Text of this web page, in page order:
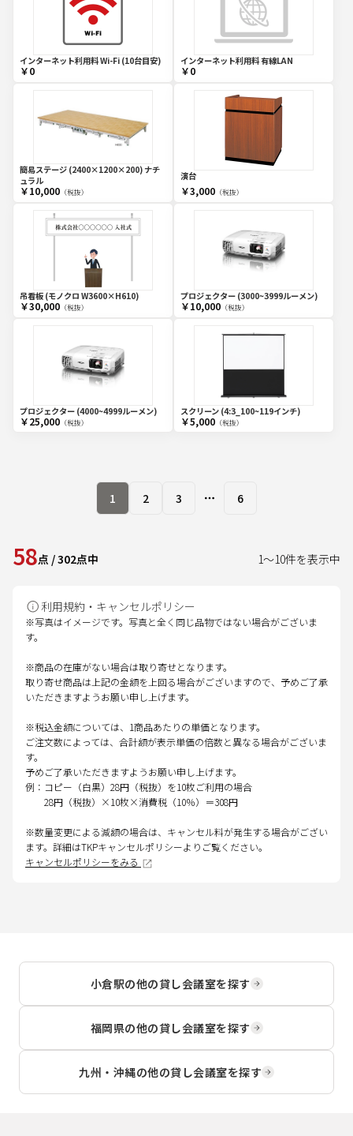
インターネット利用料 Wi-Fi (10台目安)
￥0
インターネット利用料 有線LAN
￥0
簡易ステージ (2400×1200×200) ナチ
ュラル
￥10,000（税抜）
演台
￥3,000（税抜）
吊看板 (モノクロ W3600×H610)
￥30,000（税抜）
プロジェクター (3000~3999ルーメン)
￥10,000（税抜）
プロジェクター (4000~4999ルーメン)
￥25,000（税抜）
スクリーン (4:3_100~119インチ)
￥5,000（税抜）
1 2 3 More pages
6
58点 /302点中 1～10件を表示中
利用規約・キャンセルポリシー
※写真はイメージです。写真と全く同じ品物ではない場合がございま
す。
※商品の在庫がない場合は取り寄せとなります。
取り寄せ商品は上記の金額を上回る場合がございますので、予めご了承
いただきますようお願い申し上げます。
※税込金額については、1商品あたりの単価となります。
ご注文数によっては、合計額が表示単価の倍数と異なる場合がございま
す。
予めご了承いただきますようお願い申し上げます。
例：コピー（白黒）28円（税抜）を10枚ご利用の場合
28円（税抜）×10枚×消費税（10％）＝308円
※数量変更による減額の場合は、キャンセル料が発生する場合がござい
ます。詳細はTKPキャンセルポリシーよりご覧ください。
キャンセルポリシーをみる
小倉駅の他の貸し会議室を探す
福岡県の他の貸し会議室を探す
九州・沖縄の他の貸し会議室を探す